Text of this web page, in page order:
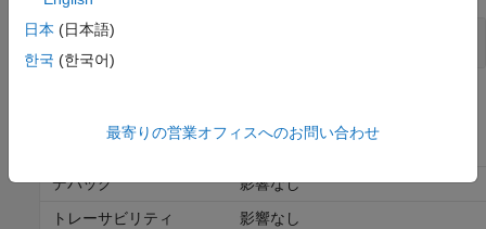
関数宣言での
デバッグ
影響なし
トレーサビリティ
影響なし
日本 (日本語)
한국 (한국어)
最寄りの営業オフィスへのお問い合わせ